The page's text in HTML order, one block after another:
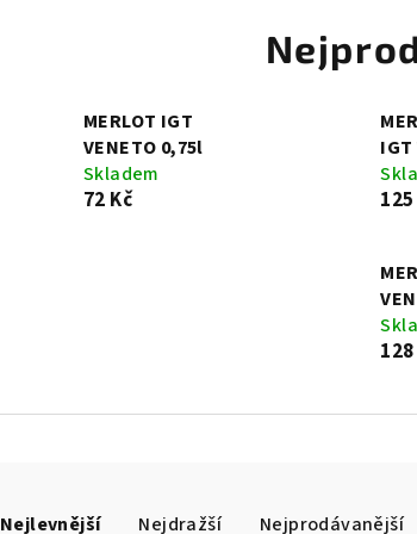
MERLOT IGT
VENETO 0,75l
Skladem
72 Kč
IGT
Nejlevnější Nejdražší Nejprodávanější